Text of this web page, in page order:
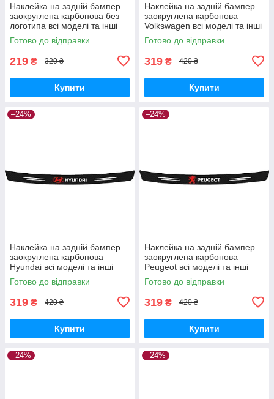
Наклейка на задній бампер
заокруглена карбонова без
логотипа всі моделі та інші
марки автомобілів 90х7см
Готово до відправки
219 ₴ 320 ₴
Купити
Наклейка на задній бампер
заокруглена карбонова
Volkswagen всі моделі та інші
марки автомобілів 100х10см
Готово до відправки
319 ₴ 420 ₴
Купити
–24%
Наклейка на задній бампер
заокруглена карбонова
Hyundai всі моделі та інші
марки автомобілів 100х10см
Готово до відправки
319 ₴ 420 ₴
Купити
–24%
Наклейка на задній бампер
заокруглена карбонова
Peugeot всі моделі та інші
марки автомобілів 100х10см
Готово до відправки
319 ₴ 420 ₴
Купити
–24% –24%